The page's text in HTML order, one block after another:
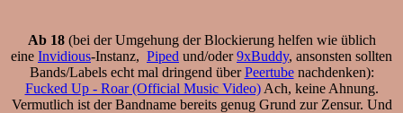
Ab 18(bei der Umgehung der Blockierung helfen wie üblich
eine Invidious-Instanz, Piped und/oder9xBuddy, ansonsten sollten
Bands/Labels echt mal dringend überPeertubenachdenken):
Fucked Up - Roar (Official Music Video)Ach, keine Ahnung.
Vermutlich ist der Bandname bereits genug Grund zur Zensur. Und